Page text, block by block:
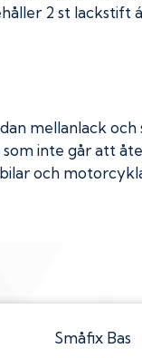
2 st lackstift
mellanlack och
inte går att
och
Småfix Bas